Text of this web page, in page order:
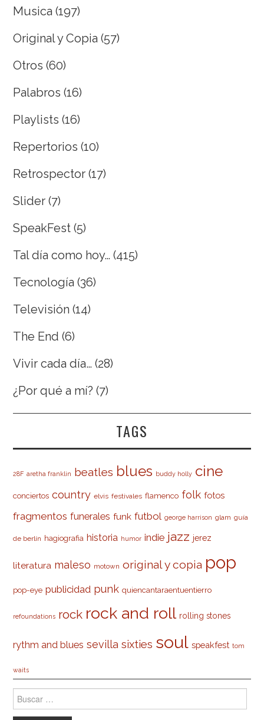
Musica (197)
Original y Copia (57)
Otros (60)
Palabros (16)
Playlists (16)
Repertorios (10)
Retrospector (17)
Slider (7)
SpeakFest (5)
Tal día como hoy… (415)
Tecnología (36)
Televisión (14)
The End (6)
Vivir cada día… (28)
¿Por qué a mí? (7)
TAGS
28F aretha franklin beatles blues buddy holly cine
conciertos country elvis festivales flamenco folk fotos
fragmentos funerales funk futbol george harrison glam guía
de berlín hagiografia historia humor indie jazz jerez
literatura maleso motown original y copia pop
pop-eye publicidad punk quiencantaraentuentierro
refoundations rock rock and roll rolling stones
rythm and blues sevilla sixties soul speakfest tom
waits
Buscar: